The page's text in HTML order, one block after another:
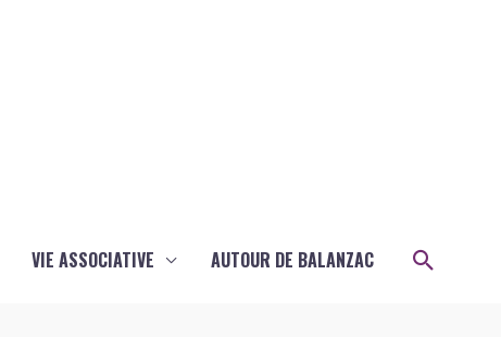
VIE ASSOCIATIVE AUTOUR DE BALANZAC